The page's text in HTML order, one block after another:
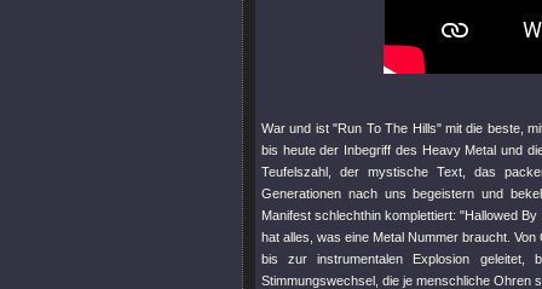
War und ist"Run To The Hills"mit die beste,
bis heute der Inbegriff des Heavy Metal und
Teufelszahl, der mystische Text, das
Generationen nach uns begeistern und
Manifest schlechthin komplettiert:"Hallowed
hat alles, was eine Metal Nummer braucht.
bis zur instrumentalen Explosion geleitet,
Stimmungswechsel, die je menschliche Ohren